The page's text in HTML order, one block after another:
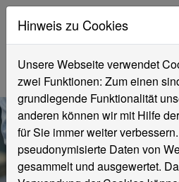
Hinweis zu Cookies
Unsere Webseite verwendet
zwei Funktionen: Zum einen
grundlegende Funktionalität
anderen können wir mit Hilfe
für Sie immer weiter
pseudonymisierte Daten von
gesammelt und ausgewertet.